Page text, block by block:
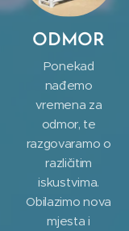
ODMOR
Ponekad
nađemo
vremena za
odmor, te
razgovaramo o
različitim
iskustvima.
Obilazimo nova
mjesta i